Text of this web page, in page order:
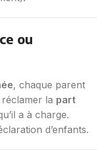
ou
, chaque parent
la part
a à charge.
d’enfants.